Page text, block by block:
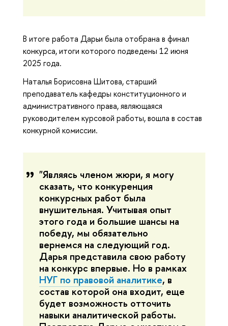
В итоге работа Дарьи была отобрана в финал
конкурса, итоги которого подведены 12 июня
2025 года.
Наталья Борисовна Шитова, старший
преподаватель кафедры конституционного и
административного права, являющаяся
руководителем курсовой работы, вошла в состав
конкурной комиссии.
"Являясь членом жюри, я могу
сказать, что конкуренция
конкурсных работ была
внушительная. Учитывая опыт
этого года и большие шансы на
победу, мы обязательно
вернемся на следующий год.
Дарья представила свою работу
на конкурс впервые. Но в рамках
НУГ по правовой аналитике, в
состав которой она входит, еще
будет возможность отточить
навыки аналитической работы.